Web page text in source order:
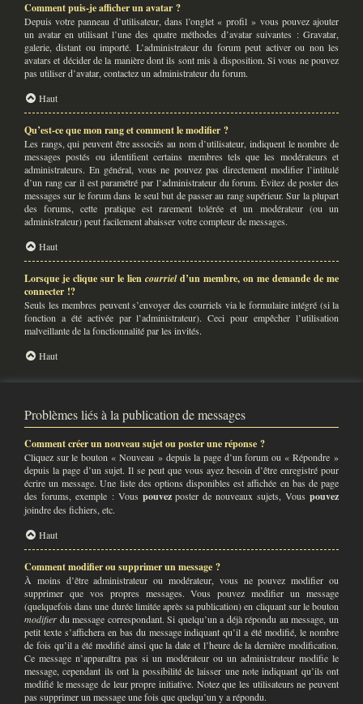
Comment puis-je afficher un avatar ?
Depuis votre panneau d’utilisateur, dans l’onglet « profil » vous pouvez ajouter
un avatar en utilisant l’une des quatre méthodes d’avatar suivantes : Gravatar,
galerie, distant ou importé. L’administrateur du forum peut activer ou non les
avatars et décider de la manière dont ils sont mis à disposition. Si vous ne pouvez
pas utiliser d’avatar, contactez un administrateur du forum.
Haut
Qu’est-ce que mon rang et comment le modifier ?
Les rangs, qui peuvent être associés au nom d’utilisateur, indiquent le nombre de
messages postés ou identifient certains membres tels que les modérateurs et
administrateurs. En général, vous ne pouvez pas directement modifier l’intitulé
d’un rang car il est paramétré par l’administrateur du forum. Évitez de poster des
messages sur le forum dans le seul but de passer au rang supérieur. Sur la plupart
des forums, cette pratique est rarement tolérée et un modérateur (ou un
administrateur) peut facilement abaisser votre compteur de messages.
Haut
Lorsque je clique sur le lien courrield’un membre, on me demande de me
connecter !?
Seuls les membres peuvent s’envoyer des courriels via le formulaire intégré (si la
fonction a été activée par l’administrateur). Ceci pour empêcher l’utilisation
malveillante de la fonctionnalité par les invités.
Haut
Problèmes liés à la publication de messages
Comment créer un nouveau sujet ou poster une réponse ?
Cliquez sur le bouton « Nouveau » depuis la page d’un forum ou « Répondre »
depuis la page d’un sujet. Il se peut que vous ayez besoin d’être enregistré pour
écrire un message. Une liste des options disponibles est affichée en bas de page
des forums, exemple : Vous pouvezposter de nouveaux sujets, Vouspouvez
joindre des fichiers, etc.
Haut
Comment modifier ou supprimer un message ?
À moins d’être administrateur ou modérateur, vous ne pouvez modifier ou
supprimer que vos propres messages. Vous pouvez modifier un message
(quelquefois dans une durée limitée après sa publication) en cliquant sur le bouton
modifier du message correspondant. Si quelqu’un a déjà répondu au message, un
petit texte s’affichera en bas du message indiquant qu’il a été modifié, le nombre
de fois qu’il a été modifié ainsi que la date et l’heure de la dernière modification.
Ce message n’apparaîtra pas si un modérateur ou un administrateur modifie le
message, cependant ils ont la possibilité de laisser une note indiquant qu’ils ont
modifié le message de leur propre initiative. Notez que les utilisateurs ne peuvent
pas supprimer un message une fois que quelqu’un y a répondu.